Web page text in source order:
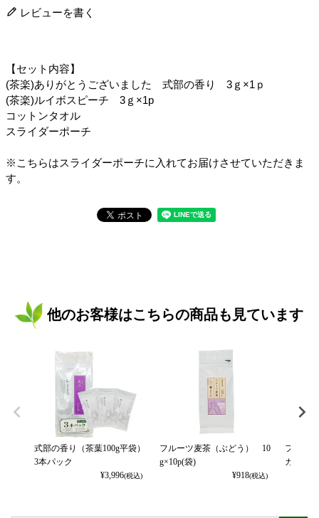
レビューを書く
【セット内容】
(茶楽)ありがとうございました 式部の香り 3ｇ×1ｐ
(茶楽)ルイボスピーチ 3ｇ×1p
コットンタオル
スライダーポーチ
※こちらはスライダーポーチに入れてお届けさせていただきま
す。
他のお客様はこちらの商品も見ています
式部の香り（茶葉100g平袋）
3本パック
¥3,996(税込)
フルーツ麦茶（ぶどう） 10
g×10p(袋)
¥918(税込)
フルー
カット